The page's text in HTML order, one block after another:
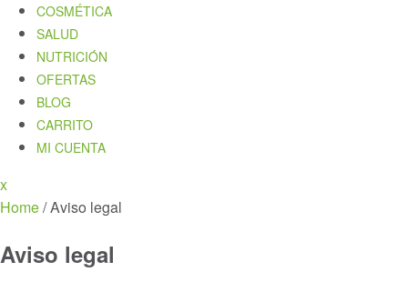
COSMÉTICA
SALUD
NUTRICIÓN
OFERTAS
BLOG
CARRITO
MI CUENTA
x
Menu
Home/Aviso legal
Aviso legal